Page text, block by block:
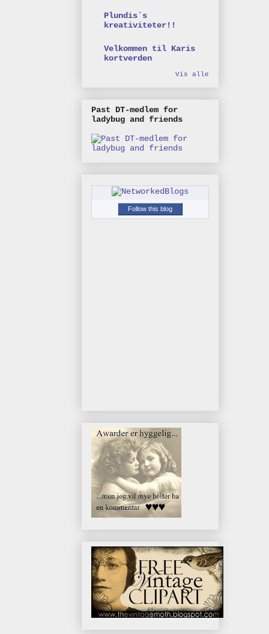
Plundis`s
kreativiteter!!
Velkommen til Karis
kortverden
Vis alle
Past DT-medlem for
ladybug and friends
Follow this blog